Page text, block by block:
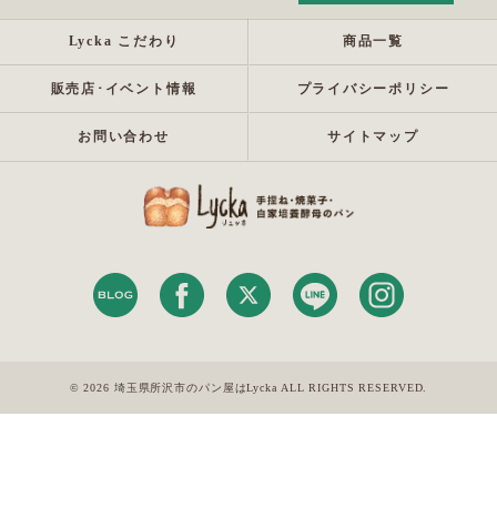
Lycka こだわり 商品一覧
販売店･イベント情報 プライバシーポリシー
お問い合わせ サイトマップ
© 2026 埼玉県所沢市のパン屋はLycka ALL RIGHTS RESERVED.